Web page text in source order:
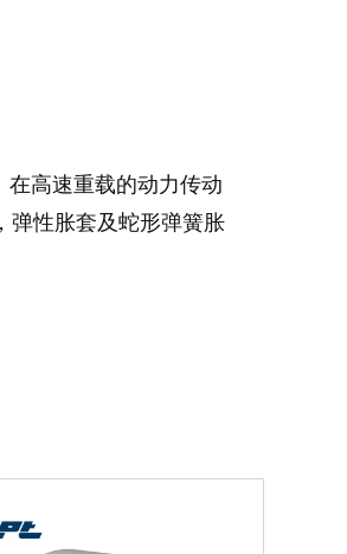
在高速重载的动力传动
弹性胀套及蛇形弹簧胀